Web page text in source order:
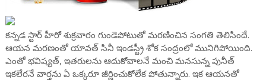
క‌న్న‌డ స్టార్ హీరో శుక్ర‌వారం గుండెపోటుతో మ‌ర‌ణించిన సంగ‌తి తెలిసిందే.
ఆయన మరణంతో యావత్ సినీ ఇండస్ట్రీ శోక సంద్రంలో మునిగిపోయింది.
ఎంతో భవిష్యత్, ఇతరులను ఆదుకోవాలనే మంచి మనసున్న పునీత్
ఇకలేరనే వార్తను ఏ ఒక్కరూ జీర్ణించుకోలేక పోతున్నారు. ఇక ఆయ‌న‌తో